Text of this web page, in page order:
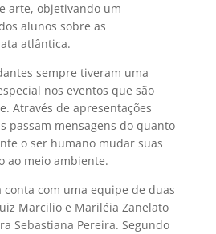
arte, objetivando um
alunos sobre as
atlântica.
sempre tiveram uma
nos eventos que são
Através de apresentações
passam mensagens do quanto
o ser humano mudar suas
ao meio ambiente.
conta com uma equipe de duas
Marcilio e Mariléia Zanelato
Sebastiana Pereira. Segundo